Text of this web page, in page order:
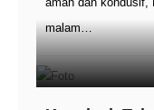
malam…